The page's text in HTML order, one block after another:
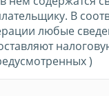
В
любые
)